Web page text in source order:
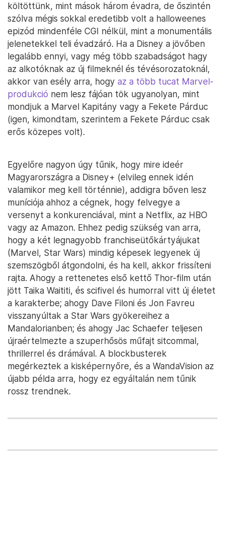
költöttünk, mint mások három évadra, de őszintén
szólva mégis sokkal eredetibb volt a halloweenes
epizód mindenféle CGI nélkül, mint a monumentális
jelenetekkel teli évadzáró. Ha a Disney a jövőben
legalább ennyi, vagy még több szabadságot hagy
az alkotóknak az új filmeknél és tévésorozatoknál,
akkor van esély arra, hogy az a több tucat Marvel-
produkció nem lesz fájóan tök ugyanolyan, mint
mondjuk a Marvel Kapitány vagy a Fekete Párduc
(igen, kimondtam, szerintem a Fekete Párduc csak
erős közepes volt).
Egyelőre nagyon úgy tűnik, hogy mire ideér
Magyarországra a Disney+ (elvileg ennek idén
valamikor meg kell történnie), addigra bőven lesz
muníciója ahhoz a cégnek, hogy felvegye a
versenyt a konkurenciával, mint a Netflix, az HBO
vagy az Amazon. Ehhez pedig szükség van arra,
hogy a két legnagyobb franchiseütőkártyájukat
(Marvel, Star Wars) mindig képesek legyenek új
szemszögből átgondolni, és ha kell, akkor frissíteni
rajta. Ahogy a rettenetes első kettő Thor-film után
jött Taika Waititi, és scifivel és humorral vitt új életet
a karakterbe; ahogy Dave Filoni és Jon Favreu
visszanyúltak a Star Wars gyökereihez a
Mandalorianben; és ahogy Jac Schaefer teljesen
újraértelmezte a szuperhősös műfajt sitcommal,
thrillerrel és drámával. A blockbusterek
megérkeztek a kisképernyőre, és a WandaVision az
újabb példa arra, hogy ez egyáltalán nem tűnik
rossz trendnek.